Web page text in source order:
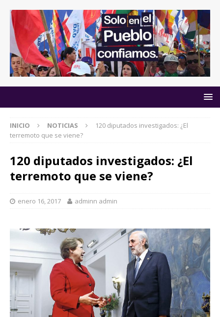
INICIO NOTICIAS
120 diputados investigados: ¿El
terremoto que se viene?
120 diputados investigados: ¿El
terremoto que se viene?
enero 16, 2017 adminn admin